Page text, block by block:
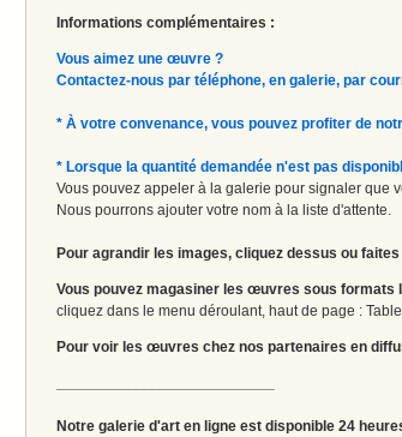
Informations complémentaires :
Vous aimez une œuvre ?
Contactez-nous par téléphone, en galerie, par
* À votre convenance, vous pouvez profiter de
* Lorsque la quantité demandée n'est pas
Vous pouvez appeler à la galerie pour signaler que
Nous pourrons ajouter votre nom à la liste d'attente.
Pour agrandir les images, cliquez dessus ou
Vous pouvez magasiner les œuvres sous formats
cliquez dans le menu déroulant, haut de page :
Pour voir les œuvres chez nos partenaires en
Notre galerie d'art en ligne est disponible 24